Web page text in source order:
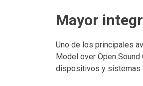
Mayor
Uno de los principales
Model over Open
dispositivos y sistemas